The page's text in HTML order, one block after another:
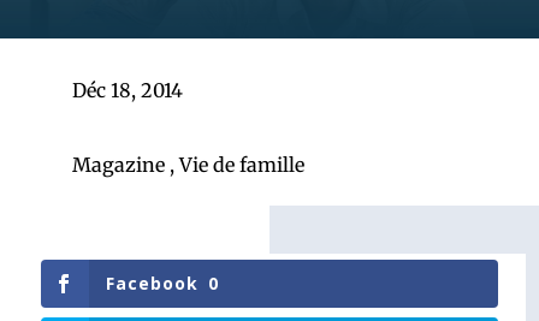
Déc 18, 2014
Magazine,Vie de famille
Facebook 0